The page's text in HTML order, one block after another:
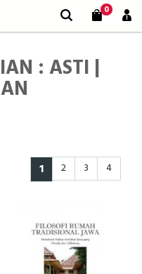
0
: ASTI |
1 2 3 4